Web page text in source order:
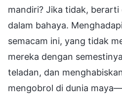
mandiri? Jika tidak, berarti
dalam bahaya.
semacam ini, yang tidak
mereka dengan
teladan, dan
mengobrol di dunia